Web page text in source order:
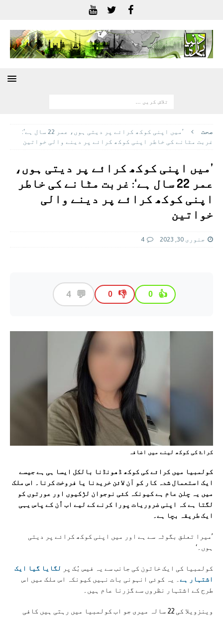
صحت
’میں اپنی کوکھ کرائے پر دیتی ہوں، عمر 22 سال ہے‘:
غربت مٹانے کی خاطر اپنی کوکھ کرائے پر دینے والی خواتین
’میں اپنی کوکھ کرائے پر دیتی ہوں،
عمر 22 سال ہے‘: غربت مٹانے کی خاطر
اپنی کوکھ کرائے پر دینے والی
خواتین
جنوری 30, 2023 4
👍
0
👎
0
💬
4
کراۓ کی کوکھ لينے ميں اضافہ
کولمبیا میں کرائے کی کوکھ ڈھونڈنا بالکل ایسا ہی ہے جیسے
ایک استعمال شدہ کار کو آن لائن خریدنا یا فروخت کرنا۔ اس ملک
میں یہ چلن عام ہے کیونکہ کئی نوجوان لڑکیوں اور عورتوں کو
لگتا ہے کہ اپنی ضروریات پورا کرنے کے لیے اب اُن کے پاس یہی
ایک طریقہ بچا ہے۔
’میرا تعلق بگوٹہ سے ہے اور میں اپنی کوکھ کرائے پر دیتی
ہوں۔‘
کولمبیا کی ایک خاتون کی جانب سے یہ فیس بُک پر
لگایا گیا ایک
اشتہار ہے ۔ یہ کوئی انہونی بات نہیں کیونکہ اس ملک میں اس
طرح کے اشتہار نظروں سے گزرنا عام ہیں۔
وینزویلا کی 22 سالہ میری جو اب کولمبیا میں رہتی ہیں کافی